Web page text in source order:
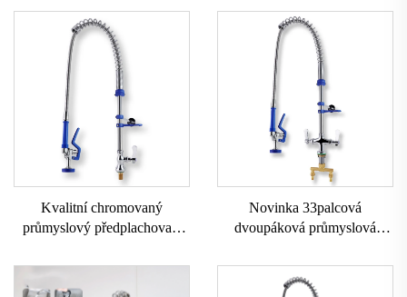
Kvalitní chromovaný
průmyslový předplachovací
dvěma páky, stolní montáž,
otočné baterie pro kuchyňské
Novinka 33palcová
dvoupáková průmyslová
výsuvnou tryskou, kuchyňské
baterie pro míšení teplé a